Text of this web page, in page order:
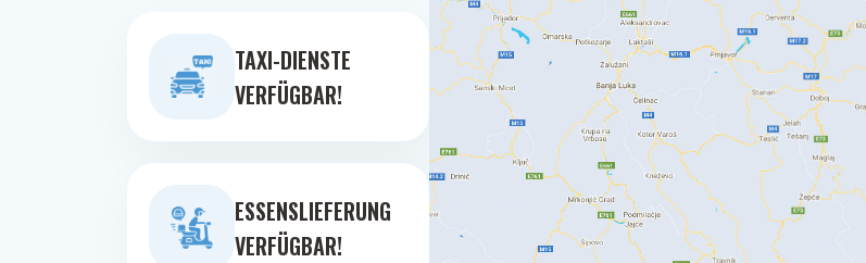
TAXI-DIENSTE
VERFÜGBAR!
ESSENSLIEFERUNG
VERFÜGBAR!